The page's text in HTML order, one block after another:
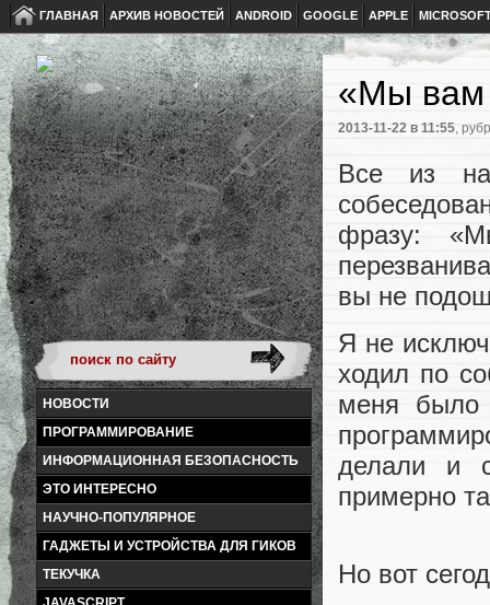
ГЛАВНАЯ АРХИВ НОВОСТЕЙ ANDROID GOOGLE APPLE
НОВОСТИ
ПРОГРАММИРОВАНИЕ
ИНФОРМАЦИОННАЯ БЕЗОПАСНОСТЬ
ЭТО ИНТЕРЕСНО
НАУЧНО-ПОПУЛЯРНОЕ
ГАДЖЕТЫ И УСТРОЙСТВА ДЛЯ ГИКОВ
ТЕКУЧКА
«Мы вам
2013-11-22 в 11:55,
Все из
фразу:
вы не
Я не
ходил по
меня было
делали и
примерно
Но вот